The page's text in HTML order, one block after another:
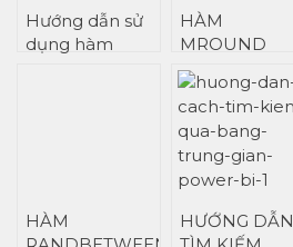
Hướng dẫn sử
dụng hàm
HÀM
MROUND
TRONG
POWER BI
DAX
HÀM
HƯỚNG DẪN